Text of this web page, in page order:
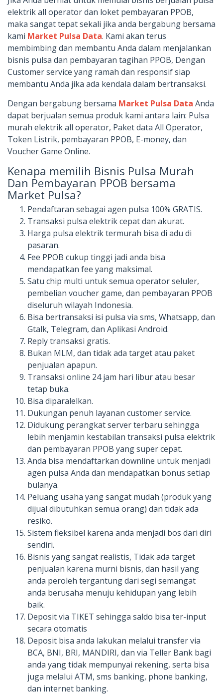
elektrik all operator dan loket pembayaran PPOB,
maka sangat tepat sekali jika anda bergabung bersama
kami Market Pulsa Data. Kami akan terus
membimbing dan membantu Anda dalam menjalankan
bisnis pulsa dan pembayaran tagihan PPOB, Dengan
Customer service yang ramah dan responsif siap
membantu Anda jika ada kendala dalam bertransaksi.
Dengan bergabung bersama Market Pulsa Data Anda
dapat berjualan semua produk kami antara lain: Pulsa
murah elektrik all operator, Paket data All Operator,
Token Listrik, pembayaran PPOB, E-money, dan
Voucher Game Online.
Kenapa memilih Bisnis Pulsa Murah
Dan Pembayaran PPOB bersama
Market Pulsa?
Pendaftaran sebagai agen pulsa 100% GRATIS.
Transaksi pulsa elektrik cepat dan akurat.
Harga pulsa elektrik termurah bisa di adu di
pasaran.
Fee PPOB cukup tinggi jadi anda bisa
mendapatkan fee yang maksimal.
Satu chip multi untuk semua operator seluler,
pembelian voucher game, dan pembayaran PPOB
diseluruh wilayah Indonesia.
Bisa bertransaksi isi pulsa via sms, Whatsapp, dan
Gtalk, Telegram, dan Aplikasi Android.
Reply transaksi gratis.
Bukan MLM, dan tidak ada target atau paket
penjualan apapun.
Transaksi online 24 jam hari libur atau besar
tetap buka.
Bisa diparalelkan.
Dukungan penuh layanan customer service.
Didukung perangkat server terbaru sehingga
lebih menjamin kestabilan transaksi pulsa elektrik
dan pembayaran PPOB yang super cepat.
Anda bisa mendaftarkan downline untuk menjadi
agen pulsa Anda dan mendapatkan bonus setiap
bulanya.
Peluang usaha yang sangat mudah (produk yang
dijual dibutuhkan semua orang) dan tidak ada
resiko.
Sistem fleksibel karena anda menjadi bos dari diri
sendiri.
Bisnis yang sangat realistis, Tidak ada target
penjualan karena murni bisnis, dan hasil yang
anda peroleh tergantung dari segi semangat
anda berusaha menuju kehidupan yang lebih
baik.
Deposit via TIKET sehingga saldo bisa ter-input
secara otomatis
Deposit bisa anda lakukan melalui transfer via
BCA, BNI, BRI, MANDIRI, dan via Teller Bank bagi
anda yang tidak mempunyai rekening, serta bisa
juga melalui ATM, sms banking, phone banking,
dan internet banking.